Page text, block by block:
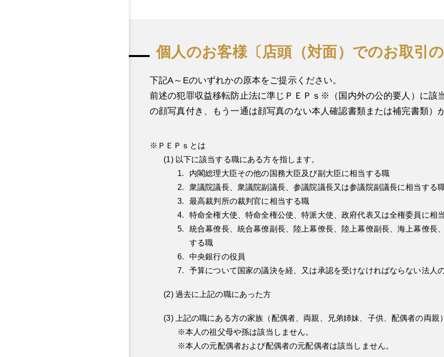
個人のお客様〔店頭（対面）でのお取引の
下記A～Eのいずれかの原本をご提示ください。
前述の犯罪収益移転防止法に準じＰＥＰｓ※（国内外の公的要人）に該
の顔写真付き、もう一通は顔写真のない本人確認書類または補完書類）
ＰＥＰｓとは
以下に該当する職にある方を指します。
内閣総理大臣その他の国務大臣及び副大臣に相当する職
衆議院議長、衆議院副議長、参議院議長又は参議院副議長に相当する
最高裁判所の裁判官に相当する職
特命全権大使、特命全権公使、特派大使、政府代表又は全権委員に相
統合幕僚長、統合幕僚副長、陸上幕僚長、陸上幕僚副長、海上幕僚長
する職
中央銀行の役員
予算について国家の議決を経、又は承認を受けなければならない法人
過去に上記の職にあった方
上記の職にある方の家族（配偶者、両親、兄弟姉妹、子供、配偶者の両親）
本人の祖父母や孫は該当しません。
本人の元配偶者および配偶者の元配偶者は該当しません。